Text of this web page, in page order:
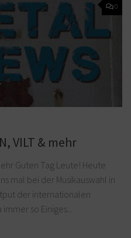
0
VILT & mehr
Guten Tag Leute! Heute
mal bei der Musikauswahl in
der internationalen
so Einiges...